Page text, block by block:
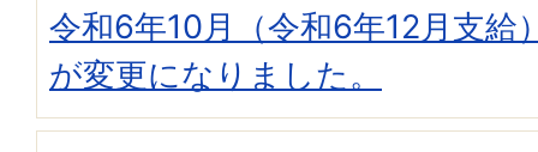
令和6年10月（令和6年12月支給
が変更になりました。